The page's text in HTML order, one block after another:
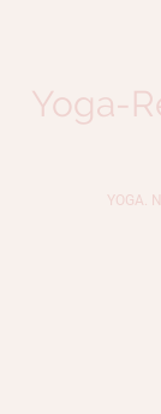
Yoga-
YOGA.